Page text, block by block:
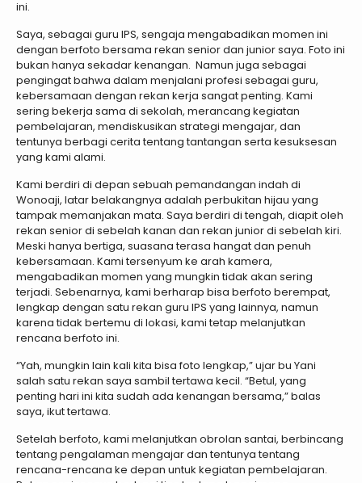
ini.
Saya, sebagai guru IPS, sengaja mengabadikan momen ini
dengan berfoto bersama rekan senior dan junior saya. Foto ini
bukan hanya sekadar kenangan. Namun juga sebagai
pengingat bahwa dalam menjalani profesi sebagai guru,
kebersamaan dengan rekan kerja sangat penting. Kami
sering bekerja sama di sekolah, merancang kegiatan
pembelajaran, mendiskusikan strategi mengajar, dan
tentunya berbagi cerita tentang tantangan serta kesuksesan
yang kami alami.
Kami berdiri di depan sebuah pemandangan indah di
Wonoaji, latar belakangnya adalah perbukitan hijau yang
tampak memanjakan mata. Saya berdiri di tengah, diapit oleh
rekan senior di sebelah kanan dan rekan junior di sebelah kiri.
Meski hanya bertiga, suasana terasa hangat dan penuh
kebersamaan. Kami tersenyum ke arah kamera,
mengabadikan momen yang mungkin tidak akan sering
terjadi. Sebenarnya, kami berharap bisa berfoto berempat,
lengkap dengan satu rekan guru IPS yang lainnya, namun
karena tidak bertemu di lokasi, kami tetap melanjutkan
rencana berfoto ini.
“Yah, mungkin lain kali kita bisa foto lengkap,” ujar bu Yani
salah satu rekan saya sambil tertawa kecil. “Betul, yang
penting hari ini kita sudah ada kenangan bersama,” balas
saya, ikut tertawa.
Setelah berfoto, kami melanjutkan obrolan santai, berbincang
tentang pengalaman mengajar dan tentunya tentang
rencana-rencana ke depan untuk kegiatan pembelajaran.